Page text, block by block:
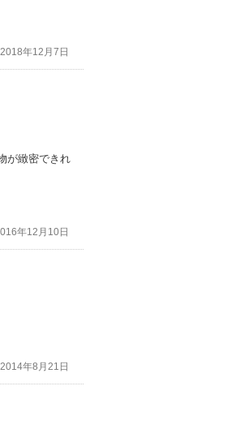
2018年12月7日
が緻密できれ
年12月10日
2014年8月21日